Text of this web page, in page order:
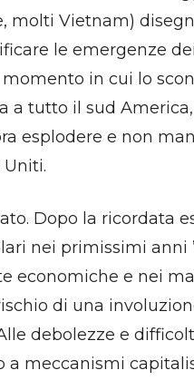
molti Vietnam)
le emergenze
in cui lo
a tutto il sud
esplodere e non
Dopo la ricordata
nei primissimi anni
economiche e nei
di una
debolezze e
a meccanismi